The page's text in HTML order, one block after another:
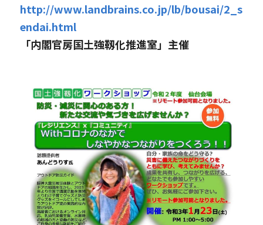
http://www.landbrains.co.jp/lb/bousai/2_s
endai.html
「内閣官房国土強靱化推進室」主催